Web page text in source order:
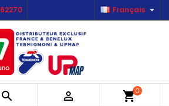
Français 
  shopping_cart0
×
liste
d'envies ×
×
pour ajouter des produits
Annuler Connexion